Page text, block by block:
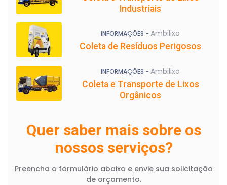
Industriais
INFORMAÇÕES - Ambilixo
Coleta de Resíduos Perigosos
INFORMAÇÕES - Ambilixo
Coleta e Transporte de Lixos
Orgânicos
Quer saber mais sobre os
nossos serviços?
Preencha o formulário abaixo e envie sua solicitação
de orçamento.